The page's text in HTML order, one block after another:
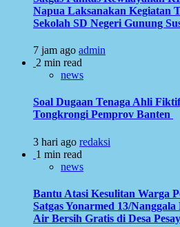
Napua Laksanakan Kegiatan
Sekolah SD Negeri Gunung
7 jam ago admin
2 min read
news
Soal Dugaan Tenaga Ahli
Tongkrongi Pemprov Banten
3 hari ago redaksi
1 min read
news
Bantu Atasi Kesulitan Warga
Satgas Yonarmed 13/
Air Bersih Gratis di Desa